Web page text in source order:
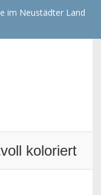
im Neustädter Land
koloriert